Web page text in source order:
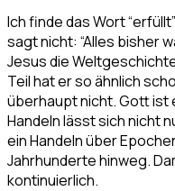
Ich finde das Wort
sagt nicht: “Alles bisher
Jesus die
Teil hat er so ähnlich
überhaupt nicht. Gott ist
Handeln lässt sich nicht
ein Handeln über
Jahrhunderte hinweg.
kontinuierlich.